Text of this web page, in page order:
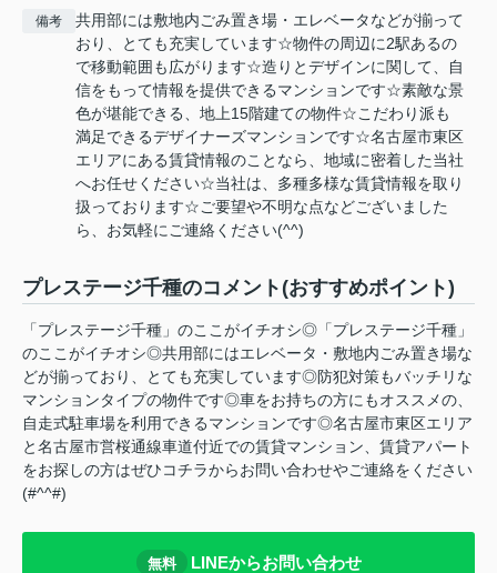
備考
共用部には敷地内ごみ置き場・エレベータなどが揃って
おり、とても充実しています☆物件の周辺に2駅あるの
で移動範囲も広がります☆造りとデザインに関して、自
信をもって情報を提供できるマンションです☆素敵な景
色が堪能できる、地上15階建ての物件☆こだわり派も
満足できるデザイナーズマンションです☆名古屋市東区
エリアにある賃貸情報のことなら、地域に密着した当社
へお任せください☆当社は、多種多様な賃貸情報を取り
扱っております☆ご要望や不明な点などございました
ら、お気軽にご連絡ください(^^)
プレステージ千種のコメント(おすすめポイント)
「プレステージ千種」のここがイチオシ◎「プレステージ千種」
のここがイチオシ◎共用部にはエレベータ・敷地内ごみ置き場な
どが揃っており、とても充実しています◎防犯対策もバッチリな
マンションタイプの物件です◎車をお持ちの方にもオススメの、
自走式駐車場を利用できるマンションです◎名古屋市東区エリア
と名古屋市営桜通線車道付近での賃貸マンション、賃貸アパート
をお探しの方はぜひコチラからお問い合わせやご連絡をください
(#^^#)
無料 LINEからお問い合わせ